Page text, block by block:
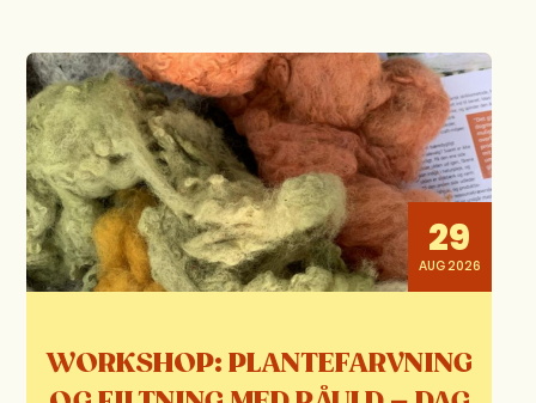
29
AUG 2026
WORKSHOP: PLANTEFARVNING